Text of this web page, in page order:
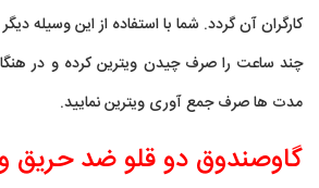
کارگران آن گردد. شما با استفاده از این وسیله
چند ساعت را صرف چیدن ویترین کرده و در
مدت ها صرف جمع آوری ویترین نمایید.
گاوصندوق دو قلو ضد حریق